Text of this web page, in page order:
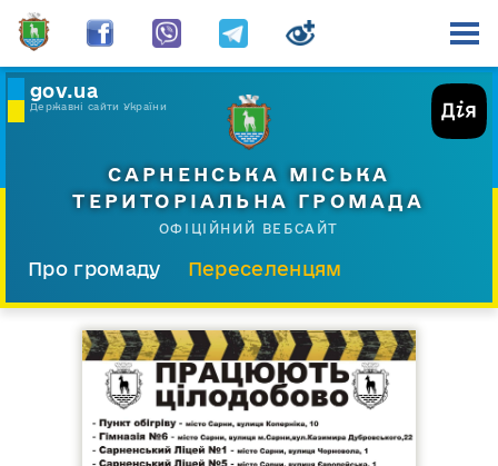
gov.ua
Державні сайти України
САРНЕНСЬКА МІСЬКА
ТЕРИТОРІАЛЬНА ГРОМАДА
ОФІЦІЙНИЙ ВЕБСАЙТ
Про громаду
Переселенцям
Прес-центр